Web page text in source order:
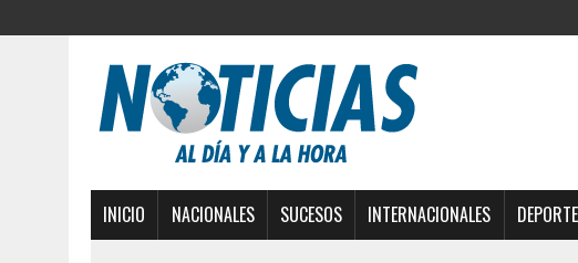
INICIO NACIONALES SUCESOS INTERNACIONALES